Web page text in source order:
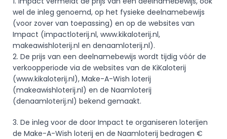
wel de inleg genoemd, op het fysieke deelnamebewijs
(voor zover van toepassing) en op de websites van
Impact (impactloterij.nl, www.kikaloterij.nl
makeawishloterij.nl en denaamloterij.nl).
2. De prijs van een deelnamebewijs wordt tijdig vóór de
verkoopperiode via de websites van de KiKaloterij
(www.kikaloterij.nl), Make-A-Wish loterij
(makeawishloterij.nl) en de Naamloterij
(denaamloterij.nl) bekend gemaakt.
3. De inleg voor de door Impact te organiseren loterijen
de Make-A-Wish loterij en de Naamloterij bedragen €